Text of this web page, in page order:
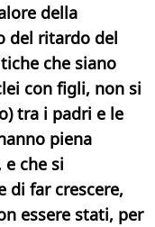
della
del ritardo del
che siano
con figli, non si
tra i padri e le
piena
che si
di far crescere,
essere stati, per